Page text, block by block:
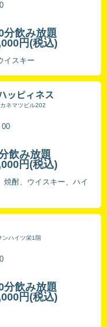
分飲み放題
円 (税込)
イスキー
ッピィネス
ネマツビル202
00
飲み放題
円 (税込)
焼酎、ウイスキー、ハイ
ハイツ栄1階
分飲み放題
円 (税込)